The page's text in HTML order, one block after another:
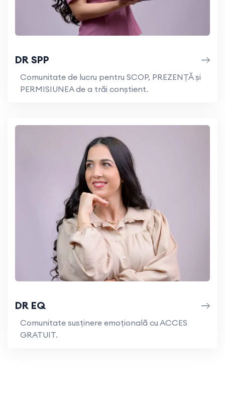
DR SPP
Comunitate de lucru pentru SCOP, PREZENȚĂ și
PERMISIUNEA de a trăi conştient.
DR EQ
Comunitate susținere emoțională cu ACCES
GRATUIT.